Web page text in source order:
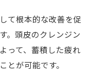
で頭皮ケア体験
スパ利用方法
分かりやすく解説
内容の違い
て根本的な改善を促
。頭皮のクレンジン
って、蓄積した疲れ
とが可能です。